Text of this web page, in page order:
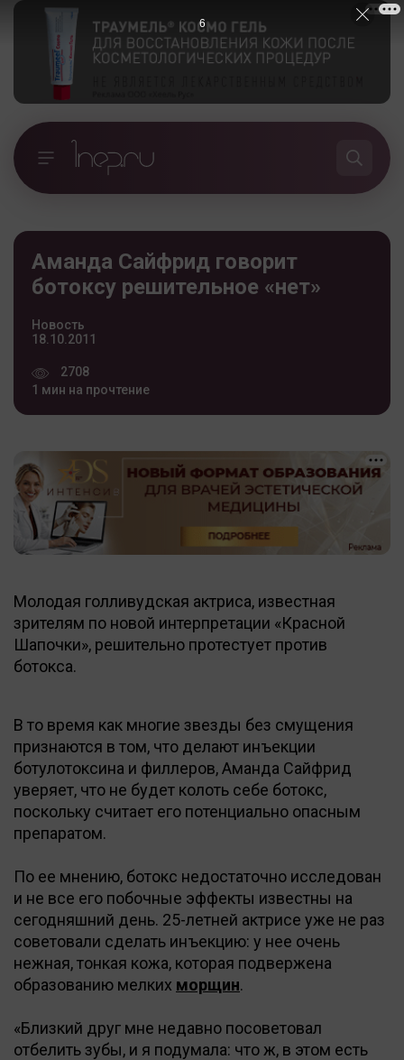
Аманда Сайфрид говорит
ботоксу решительное «нет»
Новость
18.10.2011
2708
1 мин на прочтение
Молодая голливудская актриса, известная
зрителям по новой интерпретации «Красной
Шапочки», решительно протестует против
ботокса.
В то время как многие звезды без смущения
признаются в том, что делают инъекции
ботулотоксина и филлеров, Аманда Сайфрид
уверяет, что не будет колоть себе ботокс,
поскольку считает его потенциально опасным
препаратом.
По ее мнению, ботокс недостаточно исследован
и не все его побочные эффекты известны на
сегодняшний день. 25-летней актрисе уже не раз
советовали сделать инъекцию: у нее очень
нежная, тонкая кожа, которая подвержена
образованию мелких морщин.
«Близкий друг мне недавно посоветовал
отбелить зубы, и я подумала: что ж, в этом есть
5